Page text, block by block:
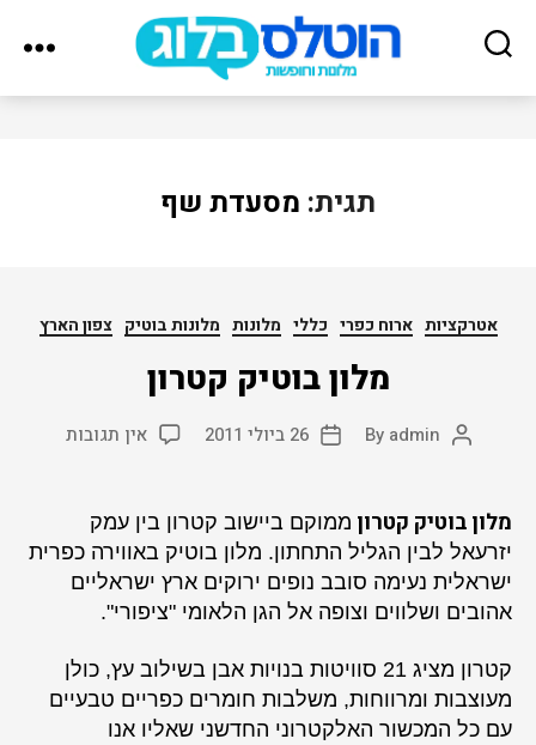
הוטלס
תגית: מסעדת שף
Categories אטרקציות ארוח כפרי כללי מלונות מלונות בוטיק צפון הארץ
מלון בוטיק קטרון
Post
By admin
Post
26 ביולי 2011 אין תגובותעל
מלון בוטיק קטרון ממוקם ביישוב קטרון בין עמק
יזרעאל לבין הגליל התחתון. מלון בוטיק באווירה כפרית
ישראלית נעימה סובב נופים ירוקים ארץ ישראליים
אהובים ושלווים וצופה אל הגן הלאומי "ציפורי".
קטרון מציג 21 סוויטות בנויות אבן בשילוב עץ, כולן
מעוצבות ומרווחות, משלבות חומרים כפריים טבעיים
עם כל המכשור האלקטרוני החדשני שאליו אנו